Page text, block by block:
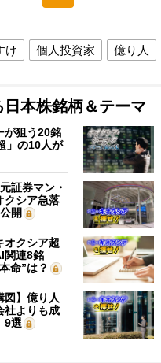
け 個人投資家 億り人
日本株銘柄＆テーマ
が狙う20銘
」の10人が
証券マン・
クシア急落
開
オクシア超
関連8銘
命”は？
図】億り人
社よりも成
9選